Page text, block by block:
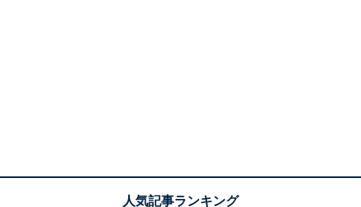
同率2位、2つ目は四国三郎の郷キャンプ場です。「総合
アウトドアパラダイス」をキーワードに設立されたオー